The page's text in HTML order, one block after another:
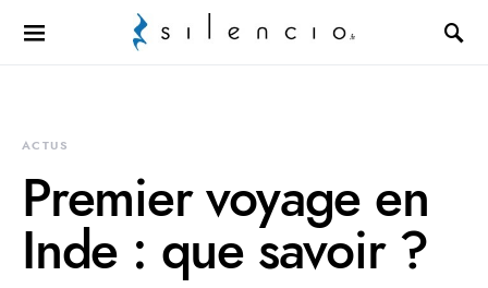
Search for:
ACTUS
Premier voyage en
Inde : que savoir ?